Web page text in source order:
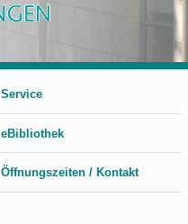
Service
eBibliothek
Öffnungszeiten / Kontakt